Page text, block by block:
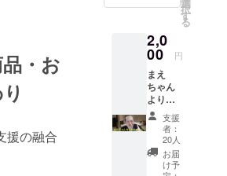
・お
援の融合
みなが
れるで
あろう
方角を
向い
て、全
力で感
謝しな
がら飲
ませて
いただ
きま
択
す
る
2,0
00 円
まえ
ちゃん
より支
援者様
へ感謝
を込め
たお礼
メール
支援
者：
20人
お届
け予